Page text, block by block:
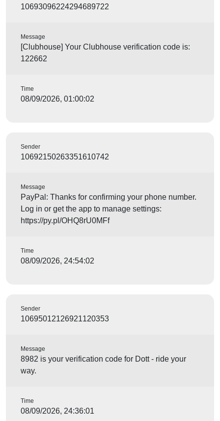
10693096224294689722
Message
[Clubhouse] Your Clubhouse verification code is:
122662
Time
08/09/2026, 01:00:02
Sender
10692150263351610742
Message
PayPal: Thanks for confirming your phone number.
Log in or get the app to manage settings:
https://py.pl/OHQ8rU0MFf
Time
08/09/2026, 24:54:02
Sender
10695012126921120353
Message
8982 is your verification code for Dott - ride your
way.
Time
08/09/2026, 24:36:01